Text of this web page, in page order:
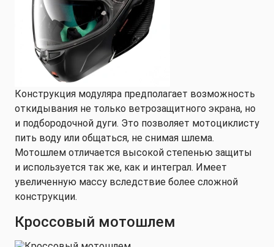
Конструкция модуляра предполагает возможность
откидывания не только ветрозащитного экрана, но
и подбородочной дуги. Это позволяет мотоциклисту
пить воду или общаться, не снимая шлема.
Мотошлем отличается высокой степенью защиты
и используется так же, как и интеграл. Имеет
увеличенную массу вследствие более сложной
конструкции.
Кроссовый мотошлем